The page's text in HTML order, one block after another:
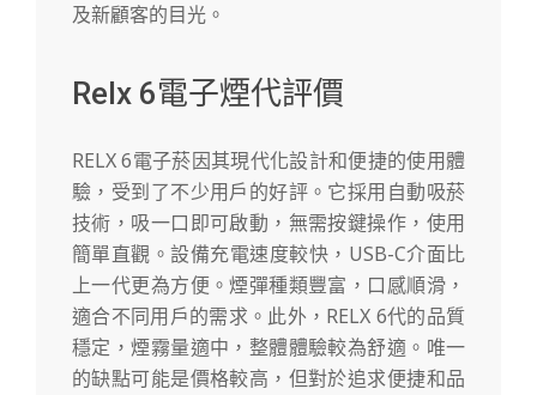
及新顧客的目光。
Relx 6電子煙代評價
RELX 6電子菸因其現代化設計和便捷的使用體
驗，受到了不少用戶的好評。它採用自動吸菸
技術，吸一口即可啟動，無需按鍵操作，使用
簡單直觀。設備充電速度較快，USB-C介面比
上一代更為方便。煙彈種類豐富，口感順滑，
適合不同用戶的需求。此外，RELX 6代的品質
穩定，煙霧量適中，整體體驗較為舒適。唯一
的缺點可能是價格較高，但對於追求便捷和品